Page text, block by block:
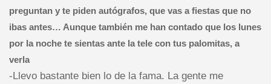
preguntan y te piden autógrafos, que vas a fiestas que no
ibas antes… Aunque también me han contado que los lunes
por la noche te sientas ante la tele con tus palomitas, a
verla
-Llevo bastante bien lo de la fama. La gente me